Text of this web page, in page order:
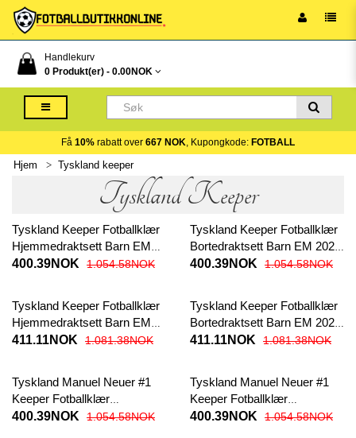
Handlekurv
0 Produkt(er) - 0.00NOK
Få 10% rabatt over 667 NOK, Kupongkode: FOTBALL
Hjem Tyskland keeper
Tyskland Keeper
Tyskland Keeper Fotballklær
Hjemmedraktsett Barn EM
2024 Kortermet (+ korte
400.39NOK 1.054.58NOK
Tyskland Keeper Fotballklær
Bortedraktsett Barn EM 2024
Kortermet (+ korte bukser)
400.39NOK 1.054.58NOK
Tyskland Keeper Fotballklær
Hjemmedraktsett Barn EM
2024 Langermet (+ korte
411.11NOK 1.081.38NOK
Tyskland Keeper Fotballklær
Bortedraktsett Barn EM 2024
Langermet (+ korte bukser)
411.11NOK 1.081.38NOK
Tyskland Manuel Neuer #1
Keeper Fotballklær
Hjemmedraktsett Barn EM
400.39NOK 1.054.58NOK
Tyskland Manuel Neuer #1
Keeper Fotballklær
Bortedraktsett Barn EM 2024
400.39NOK 1.054.58NOK